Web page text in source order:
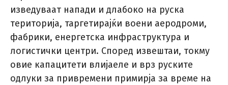
изведуваат напади и длабоко на руска
територија, таргетирајќи воени аеродроми,
фабрики, енергетска инфраструктура и
логистички центри. Според извештаи, токму
овие капацитети влијаеле и врз руските
одлуки за привремени примирја за време на